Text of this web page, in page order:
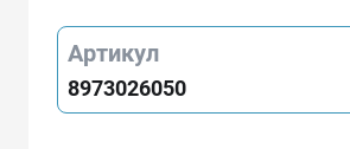
Артикул
8973026050